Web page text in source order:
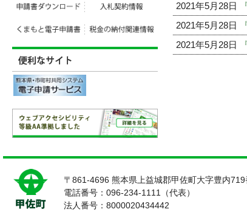
2021年5月28日
2021年5月28日
2021年5月28日
〒861-4696 熊本県上益城郡甲佐町大字豊内
電話番号：096-234-1111（代表）
法人番号：8000020434442